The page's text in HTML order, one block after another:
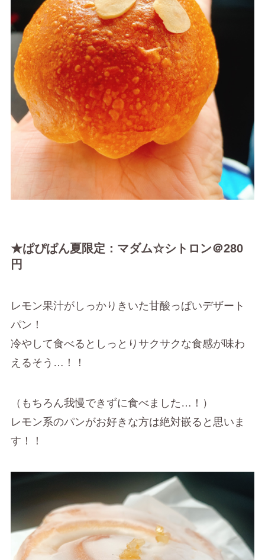
★ぱぴぱん夏限定：マダム☆シトロン＠280
円
レモン果汁がしっかりきいた甘酸っぱいデザート
パン！
冷やして食べるとしっとりサクサクな食感が味わ
えるそう…！！
（もちろん我慢できずに食べました…！）
レモン系のパンがお好きな方は絶対嵌ると思いま
す！！